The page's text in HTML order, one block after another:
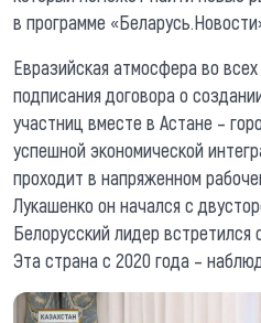
в программе
Евразийская атмосфера во
подписания договора о
участниц вместе в Астане –
успешной экономической
проходит в напряженном
Лукашенко он начался с
Белорусский лидер
Эта страна с 2020 года –